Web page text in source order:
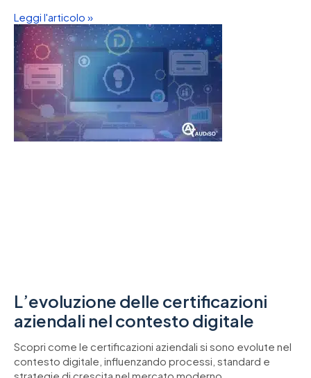
Leggi l'articolo »
L’evoluzione delle certificazioni
aziendali nel contesto digitale
Scopri come le certificazioni aziendali si sono evolute nel
contesto digitale, influenzando processi, standard e